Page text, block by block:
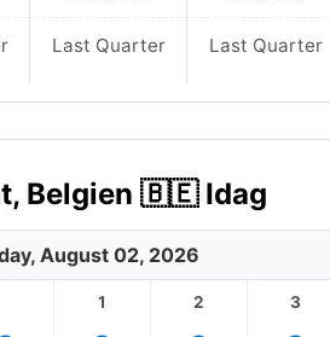
Last Quarter Last Quarter
Belgien 🇧🇪 Idag
August 02, 2026
1 2 3